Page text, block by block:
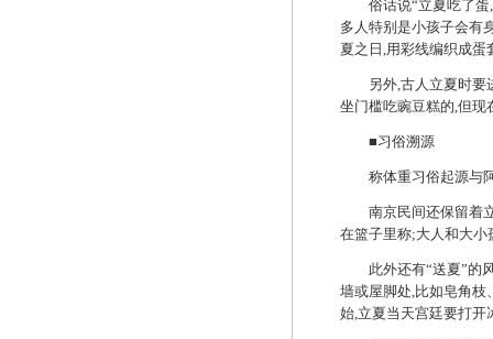
俗话说“立夏吃了蛋,
多人特别是小孩子会有
夏之日 ,用彩线编织成蛋
另外,古人立夏时要
坐门槛吃豌豆糕的,但现
■习俗溯源
称体重习俗起源与
南京民间还保留着立
在篮子里称;大人和大小
此外还有“送夏”的
墙或屋脚处,比如皂角枝
始,立夏当天宫廷要打开